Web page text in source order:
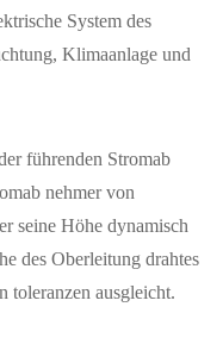
System des
Klimaanlage und
führenden Stromab
nehmer von
seine Höhe dynamisch
des Oberleitung drahtes
toleranzen ausgleicht.